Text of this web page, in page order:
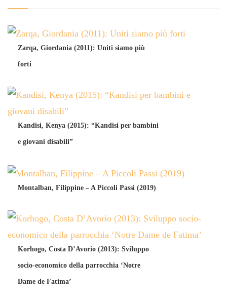
Zarqa, Giordania (2011): Uniti siamo più
forti
Kandisi, Kenya (2015): “Kandisi per bambini
e giovani disabili”
Montalban, Filippine – A Piccoli Passi (2019)
Korhogo, Costa D’Avorio (2013): Sviluppo
socio-economico della parrocchia ‘Notre
Dame de Fatima’